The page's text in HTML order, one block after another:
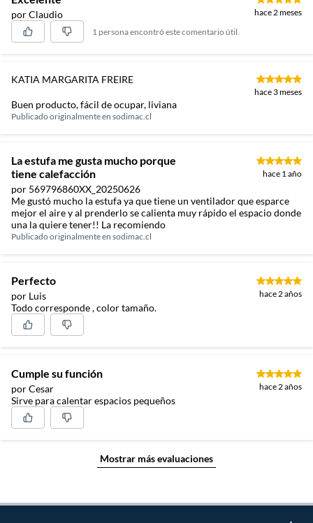
por Claudio
hace 2 meses
1 persona encontró este comentario útil.
KATIA MARGARITA FREIRE
hace 3 meses
Buen producto, fácil de ocupar, liviana
Publicado originalmente en sodimac.cl
La estufa me gusta mucho porque
tiene calefacción
por 569796860XX_20250626
hace 1 año
Me gustó mucho la estufa ya que tiene un ventilador que esparce
mejor el aire y al prenderlo se calienta muy rápido el espacio donde
una la quiere tener!! La recomiendo
Publicado originalmente en sodimac.cl
Perfecto
por Luis hace 2 años
Todo corresponde , color tamaño.
Cumple su función
por Cesar hace 2 años
Sirve para calentar espacios pequeños
Mostrar más evaluaciones